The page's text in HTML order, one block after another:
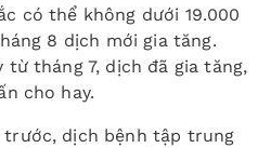
có thể không dưới 19.000
8 dịch mới gia tăng.
từ tháng 7, dịch đã gia tăng,
cho hay.
trước, dịch bệnh tập trung